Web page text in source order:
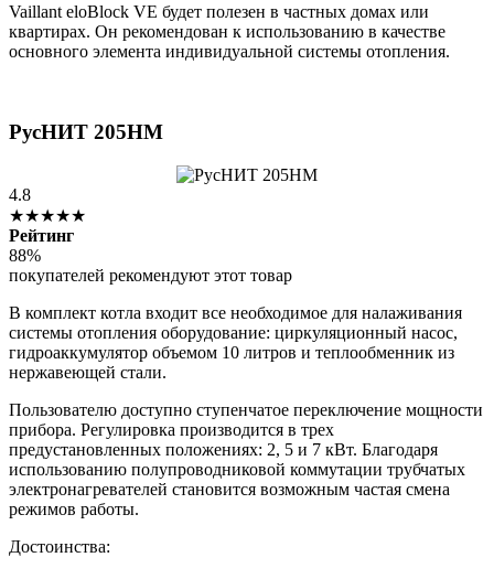
Vaillant eloBlock VE будет полезен в частных домах или
квартирах. Он рекомендован к использованию в качестве
основного элемента индивидуальной системы отопления.
РусНИТ 205НМ
4.8
★★★★★
Рейтинг
88%
покупателей рекомендуют этот товар
В комплект котла входит все необходимое для налаживания
системы отопления оборудование: циркуляционный насос,
гидроаккумулятор объемом 10 литров и теплообменник из
нержавеющей стали.
Пользователю доступно ступенчатое переключение мощности
прибора. Регулировка производится в трех
предустановленных положениях: 2, 5 и 7 кВт. Благодаря
использованию полупроводниковой коммутации трубчатых
электронагревателей становится возможным частая смена
режимов работы.
Достоинства: